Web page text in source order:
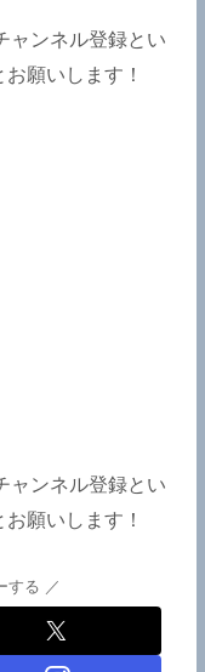
【LOVEBITES
あたりがトレン
のようです。
ャンネル登録とい
願いします！
ャンネル登録とい
願いします！
する